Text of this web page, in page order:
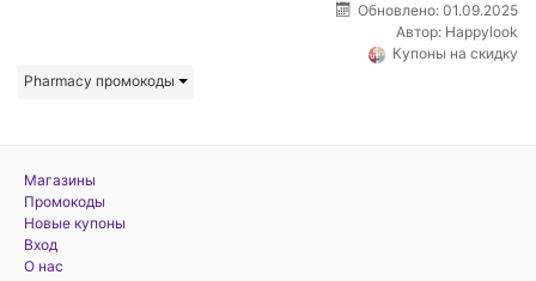
Обновлено: 01.09.2025
Автор: Happylook
Купоны на скидку
Pharmacy промокоды
Магазины
Промокоды
Новые купоны
Вход
О нас